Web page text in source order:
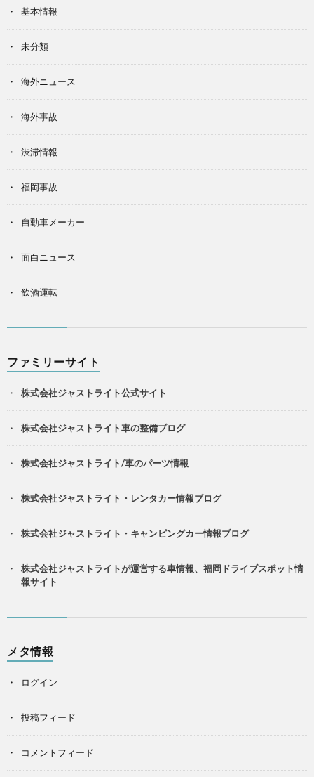
基本情報
未分類
海外ニュース
海外事故
渋滞情報
福岡事故
自動車メーカー
面白ニュース
飲酒運転
ファミリーサイト
株式会社ジャストライト公式サイト
株式会社ジャストライト車の整備ブログ
株式会社ジャストライト/車のパーツ情報
株式会社ジャストライト・レンタカー情報ブログ
株式会社ジャストライト・キャンピングカー情報ブログ
株式会社ジャストライトが運営する車情報、福岡ドライブスポット情
報サイト
メタ情報
ログイン
投稿フィード
コメントフィード